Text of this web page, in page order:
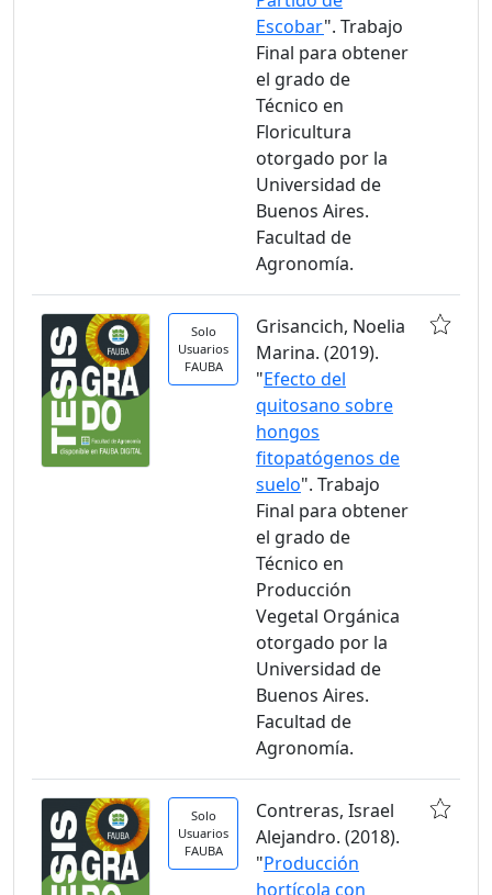
Escobar". Trabajo
Final para obtener
el grado de
Técnico en
Floricultura
otorgado por la
Universidad de
Buenos Aires.
Facultad de
Agronomía.
Solo
Usuarios
FAUBA
Grisancich, Noelia
Marina. (2019).
"Efecto del
quitosano sobre
hongos
fitopatógenos de
suelo". Trabajo
Final para obtener
el grado de
Técnico en
Producción
Vegetal Orgánica
otorgado por la
Universidad de
Buenos Aires.
Facultad de
Agronomía.
Solo
Usuarios
FAUBA
Contreras, Israel
Alejandro. (2018).
"Producción
hortícola con